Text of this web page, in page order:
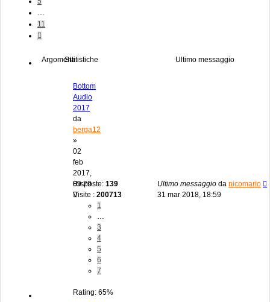
11
ArgomentiStatistiche Ultimo messaggio
Bottom
Audio
2017
da
berga12
»
02
feb
2017,
09:29
1
3
4
5
6
7
Rating: 65%
Risposte: 139
Visite : 200713
Ultimo messaggio da nicomario
31 mar 2018, 18:59